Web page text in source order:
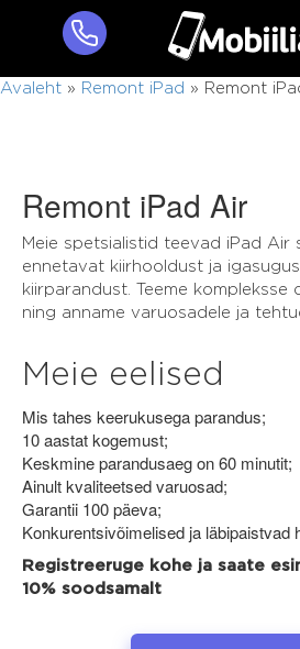
Avaleht » Remont iPad » Remont
Remont iPad Air
Meie spetsialistid teevad iPad Air
ennetavat kiirhooldust ja
kiirparandust. Teeme kompleksse
ning anname varuosadele ja
Meie eelised
Mis tahes keerukusega parandus;
10 aastat kogemust;
Keskmine parandusaeg on 60 minutit;
Ainult kvaliteetsed varuosad;
Garantii 100 päeva;
Konkurentsivõimelised ja läbipaistvad
Registreeruge kohe ja saate
10% soodsamalt